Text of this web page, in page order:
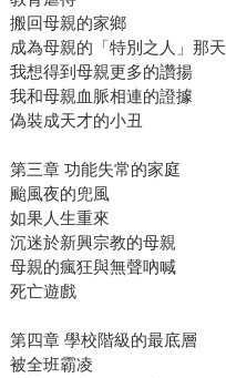
搬回母親的家鄉
成為母親的「特別之人」那天
我想得到母親更多的讚揚
我和母親血脈相連的證據
偽裝成天才的小丑
第三章 功能失常的家庭
颱風夜的兜風
如果人生重來
沉迷於新興宗教的母親
母親的瘋狂與無聲吶喊
死亡遊戲
第四章 學校階級的最底層
被全班霸凌